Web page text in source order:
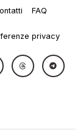
FAQ
privacy